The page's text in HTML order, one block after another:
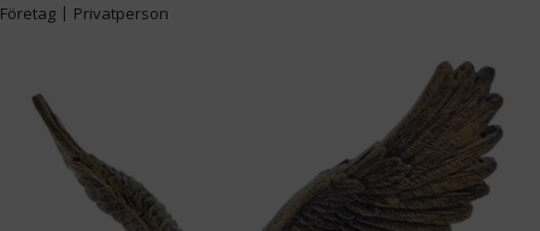
Företag | Privatperson